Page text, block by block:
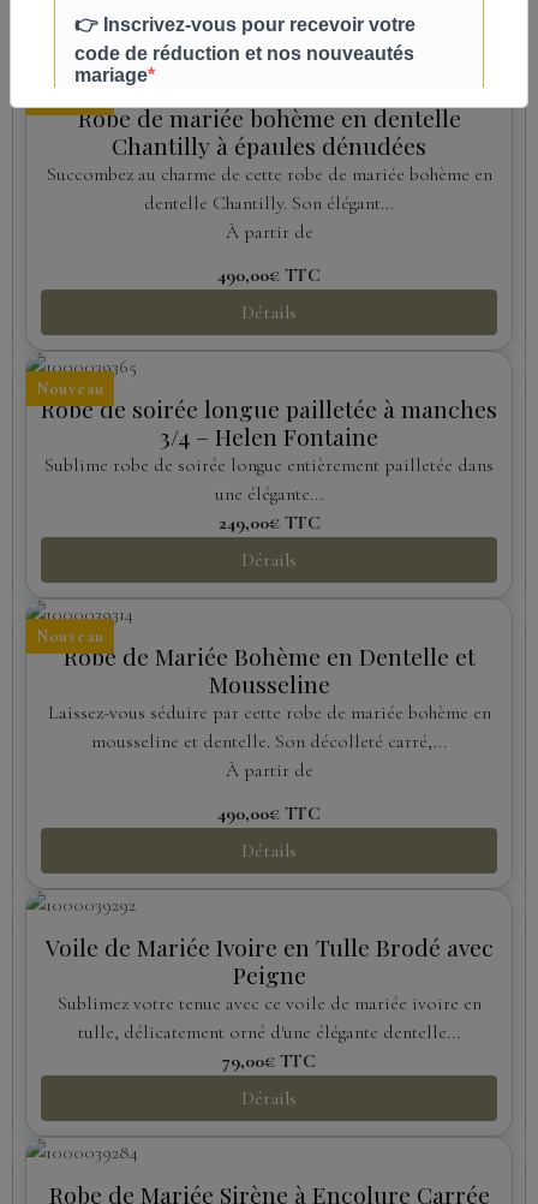
Détails
Robe de mariée bohème en dentelle
Chantilly à épaules dénudées
Succombez au charme de cette robe de mariée bohème en
dentelle Chantilly. Son élégant...
À partir de
490,00€ TTC
Détails
Nouveau
Robe de soirée longue pailletée à manches
3/4 – Helen Fontaine
Sublime robe de soirée longue entièrement pailletée dans
une élégante...
249,00€ TTC
Détails
Nouveau
Robe de Mariée Bohème en Dentelle et
Mousseline
Laissez-vous séduire par cette robe de mariée bohème en
mousseline et dentelle. Son décolleté carré,...
À partir de
490,00€ TTC
Détails
Voile de Mariée Ivoire en Tulle Brodé avec
Peigne
Sublimez votre tenue avec ce voile de mariée ivoire en
tulle, délicatement orné d'une élégante dentelle...
79,00€ TTC
Détails
Robe de Mariée Sirène à Encolure Carrée